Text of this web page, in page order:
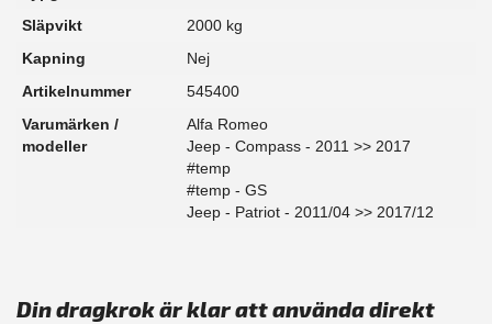
Släpvikt
2000 kg
Kapning
Nej
Artikelnummer
545400
Varumärken /
modeller
Alfa Romeo
Jeep - Compass - 2011 >> 2017
#temp
#temp - GS
Jeep - Patriot - 2011/04 >> 2017/12
Din dragkrok är klar att använda direkt